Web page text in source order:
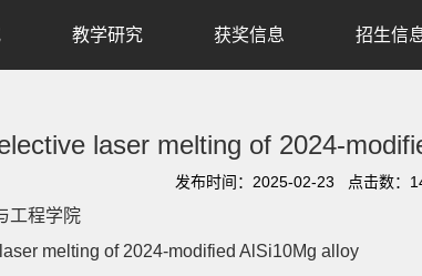
教学研究 获奖信息 招生信
laser melting of 2024-
发布时间：2025-02-23 点击数：
工程学院
melting of 2024-modified AlSi10Mg alloy